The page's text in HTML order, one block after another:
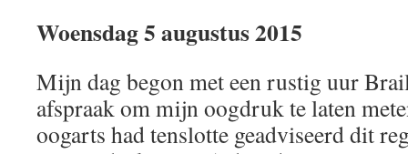
Woensdag 5 augustus 2015
Mijn dag begon met een rustig uur
afspraak om mijn oogdruk te laten
oogarts had tenslotte geadviseerd dit